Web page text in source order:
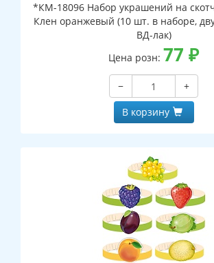
*КМ-18096 Набор украшений на
Клен оранжевый (10 шт. в наборе, двухсторонний,
ВД-лак)
Цена розн: 77 ₽
−
+
В корзину